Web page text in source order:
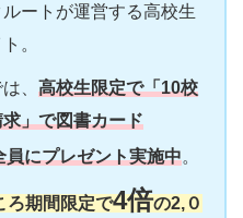
ートが運営する高校生
。
、 高校生限定で「10校
」で図書カード
員にプレゼント実施中。
ろ期間限定で4倍の2,０